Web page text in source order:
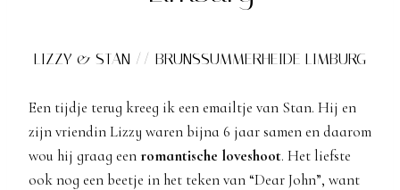
LIZZY & STAN // BRUNSSUMMERHEIDE LIMBURG
Een tijdje terug kreeg ik een emailtje van Stan. Hij en
zijn vriendin Lizzy waren bijna 6 jaar samen en daarom
wou hij graag eenromantische loveshoot. Het liefste
ook nog een beetje in het teken van “Dear John”, want